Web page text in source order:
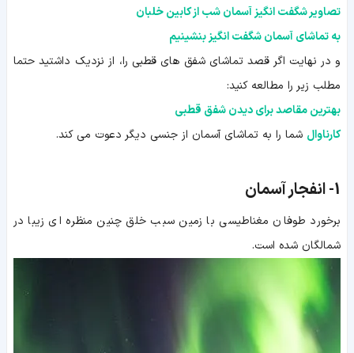
تصاویر شگفت انگیز آسمان شب از کابین خلبان
به تماشای آسمان شگفت انگیز بنشینیم
و در نهایت اگر قصد تماشای شفق های قطبی را، از نزدیک داشتید حتما
مطلب زیر را مطالعه کنید:
بهترین مقاصد برای دیدن شفق قطبی
کارناوال شما را به تماشای آسمان از جنسی دیگر دعوت می کند.
1- انفجار آسمان
برخورد طوفان مغناطیسی با زمین سبب خلق چنین منظره ای زیبا در
شمالگان شده است.